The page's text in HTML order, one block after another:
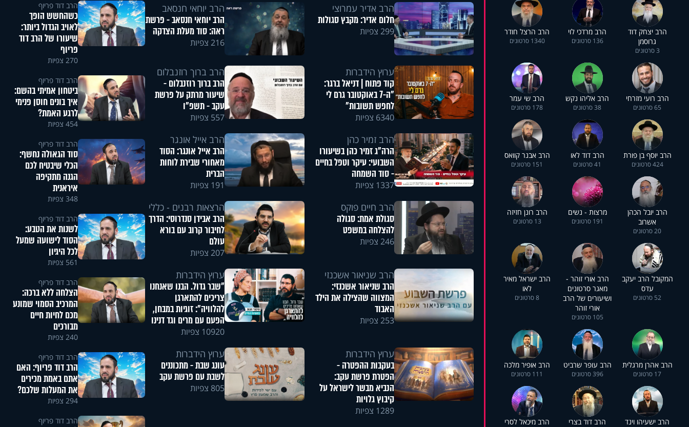
הרב יצחק דוד
גרוסמן
3 סרטונים
הרב מרדכי לוי
136 סרטונים
הרב הרצל חודר
1340 סרטונים
הרב רועי מזרחי
65 סרטונים
הרב אליהו נקש
38 סרטונים
הרב שי עמר
178 סרטונים
הרב יוסף בן פורת
424 סרטונים
הרב דוד לאו
41 סרטונים
הרב אבנר קוואס
151 סרטונים
הרב יובל הכהן
אשרוב
20 סרטונים
מרצות - נשים
191 סרטונים
הרב רונן חזיזה
13 סרטונים
המקובל הרב יעקב
עדס
52 סרטונים
הרב אורי זוהר -
מאגר סרטונים
ושיעורים של הרב
אורי זוהר
105 סרטונים
הרב ישראל מאיר
לאו
8 סרטונים
הרב אהרן מרגלית
17 סרטונים
הרב עופר שרביט
396 סרטונים
הרב אופיר מלכה
111 סרטונים
הרב ישעיהו וינד הרב דוד בצרי הרב מיכאל לסרי
הרב אדיר עמרוצי
חלום אדיר: מקבץ סגולות
299 צפיות
הרב יוחאי חנסאב
הרב יוחאי חנסאב - פרשת
ראה: סוד מעלת הצדקה
216 צפיות
ערוץ הידברות
קוד פתוח | דניאל ברגר:
"ה-7 באוקטובר גרם לי
לחפש תשובות"
6340 צפיות
הרב ברוך רוזנבלום
הרב ברוך רוזנבלום -
שיעור מרתק על פרשת
עקב - תשפ"ו
557 צפיות
הרב זמיר כהן
הרה"ג זמיר כהן בשיעורו
השבועי: עיקר וטפל בחיים
- סוד השמחה
1337 צפיות
הרב אייל אונגר
הרב אייל אונגר: הסוד
מאחורי שבירת לוחות
הברית
191 צפיות
הרב חיים פוקס
סגולת אמת: סגולה
להצלחה במשפט
246 צפיות
הרצאות רבנים - כללי
הרב אבידן סנדרוסי: הדרך
לחיבור קרוב עם בורא
עולם
207 צפיות
הרב שניאור אשכנזי
הרב שניאור אשכנזי:
המצווה שהצילה את הילד
האבוד
253 צפיות
ערוץ הידברות
"שבר גדול. הבנו שאנחנו
צריכים להתארגן
להלוויה": זוגיות במבחן,
הפעם עם מרים וגד דנינו
10920 צפיות
ערוץ הידברות
בעקבות ההפטרה -
הפטרת פרשת עקב:
הנביא מבשר לישראל על
קיבוץ גלויות
1289 צפיות
ערוץ הידברות
עונג שבת - מתכוננים
לשבת עם פרשת עקב
805 צפיות
הרב דוד פריוף
כשהחשש הופך
לאויב הגדול ביותר:
שיעורו של הרב דוד
פריוף
270 צפיות
הרב דוד פריוף
ביטחון אמיתי בהשם:
איך בונים חוסן פנימי
לרגע האמת?
454 צפיות
הרב דוד פריוף
סוד הגאולה נחשף:
הכלי שיבטיח לכם
הגנה מתקיפה
איראנית
348 צפיות
הרב דוד פריוף
לשנות את הטבע:
הסוד לישועה שמעל
לכל היגיון
561 צפיות
הרב דוד פריוף
הצלחה ללא ברכה:
המרכיב הסמוי שמונע
מכם לחיות חיים
מבורכים
240 צפיות
הרב דוד פריוף
הרב דוד פריוף: האם
אתם באמת מכירים
את המעלות שלכם?
294 צפיות
הרב דוד פריוף